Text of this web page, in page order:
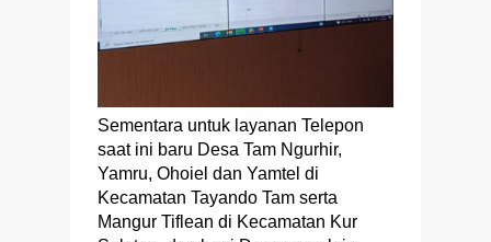
Sementara untuk layanan Telepon
saat ini baru Desa Tam Ngurhir,
Yamru, Ohoiel dan Yamtel di
Kecamatan Tayando Tam serta
Mangur Tiflean di Kecamatan Kur